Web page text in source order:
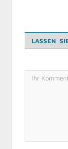
LASSEN